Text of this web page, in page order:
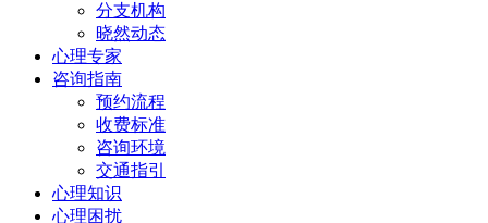
分支机构
晓然动态
心理专家
咨询指南
预约流程
收费标准
咨询环境
交通指引
心理知识
心理困扰